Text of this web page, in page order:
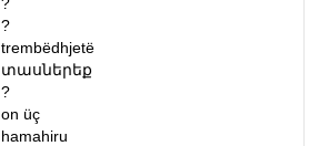
?
trembëdhjetë
տասներեք
?
on üç
hamahiru